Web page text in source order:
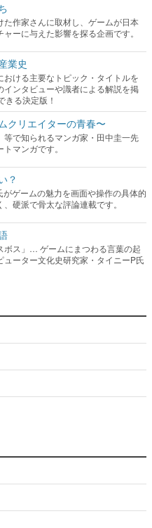
た作家さんに取材し、ゲームが日本
ーに与えた影響を探る企画です。
業史
おける主要なトピック・タイトルを
インタビューや識者による解説を掲
きる決定版！
クリエイターの青春〜
等で知られるマンガ家・田中圭一先
マンガです。
？
ゲームの魅力を画面や操作の具体的
硬派で骨太な評論連載です。
ボス」… ゲームにまつわる言葉の起
ーター文化史研究家・タイニーP氏